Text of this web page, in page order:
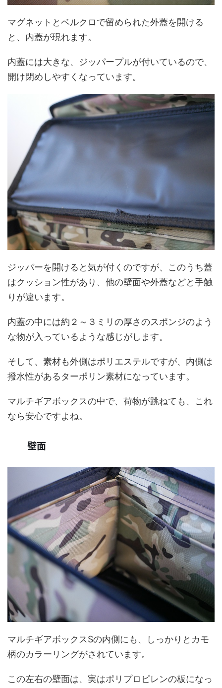
マグネットとベルクロで留められた外蓋を開ける
と、内蓋が現れます。
内蓋には大きな、ジッパープルが付いているので、
開け閉めしやすくなっています。
ジッパーを開けると気が付くのですが、このうち蓋
はクッション性があり、他の壁面や外蓋などと手触
りが違います。
内蓋の中には約２～３ミリの厚さのスポンジのよう
な物が入っているような感じがします。
そして、素材も外側はポリエステルですが、内側は
撥水性があるターポリン素材になっています。
マルチギアボックスの中で、荷物が跳ねても、これ
なら安心ですよね。
壁面
マルチギアボックスSの内側にも、しっかりとカモ
柄のカラーリングがされています。
この左右の壁面は、実はポリプロピレンの板になっ